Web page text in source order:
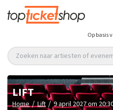
Op basis
Zoeken naar artiesten of
LIFT
Home / Lift / 9 april 2027 om